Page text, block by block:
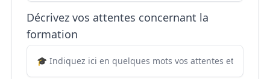
Décrivez vos attentes concernant la
formation